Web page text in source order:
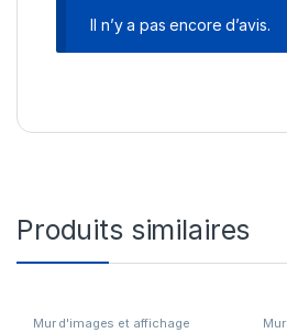
Il n’y a pas encore d’avis.
Produits similaires
Mur d'images et affichage